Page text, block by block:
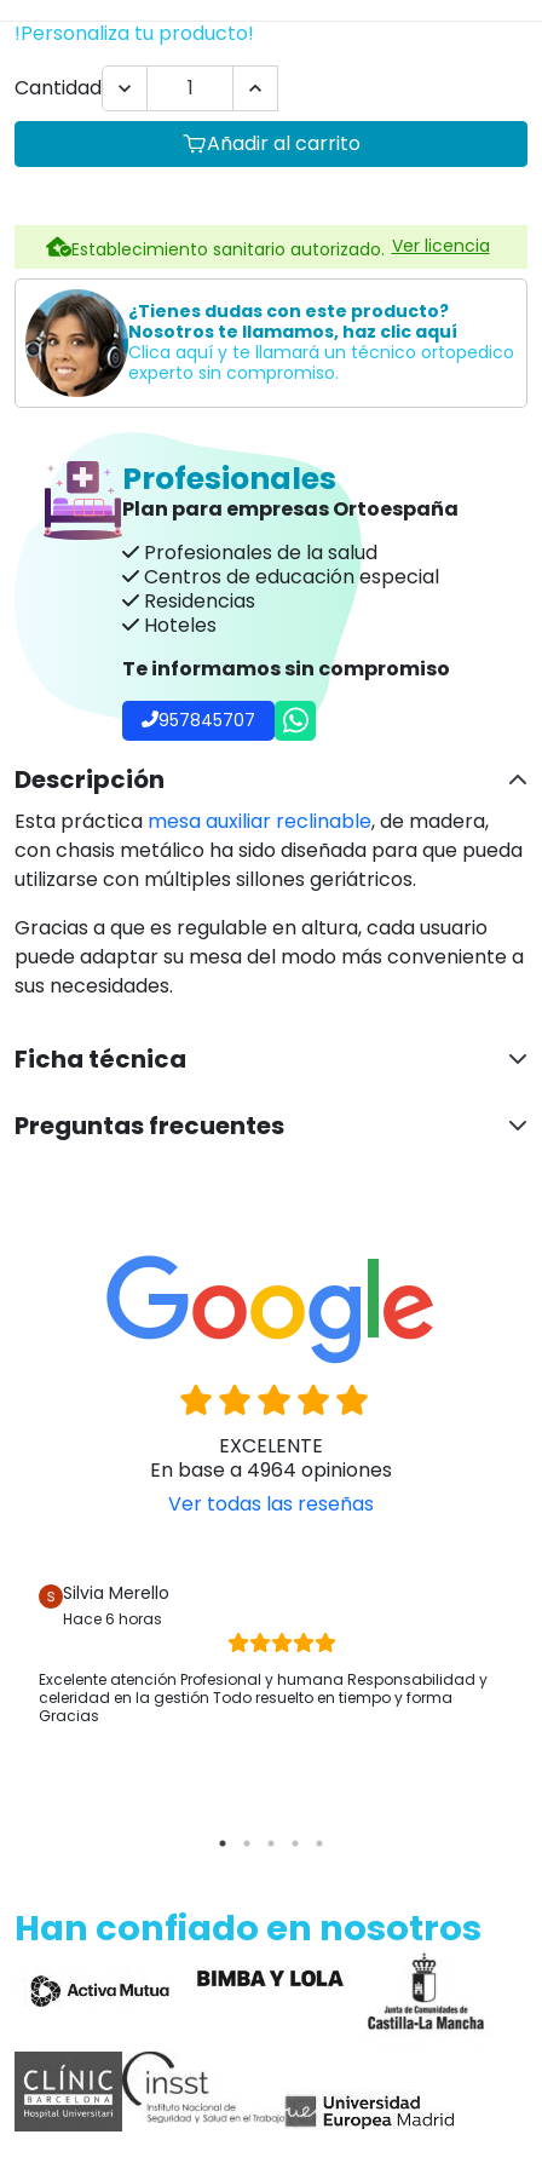
Indicada para sillones geriátricos.
Ver caracteristicas
199,00 €
4.8 Leer Opiniones
Envio Gratis!
Atc. inmediata
14 días
devolución
de garantía
!Personaliza tu producto!
 
Añadir al carrito
Establecimiento sanitario autorizado.
Nosotros te llamamos, haz clic aquí
Clica aquí y te llamará un técnico ortopedico
experto sin compromiso.
Profesionales
Plan para empresas Ortoespaña
Centros de educación especial
Hoteles
Descripción
Esta práctica mesa auxiliar reclinable
, de madera,
con chasis metálico ha sido diseñada para que pueda
utilizarse con múltiples sillones geriátricos.
Gracias a que es regulable en altura, cada usuario
puede adaptar su mesa del modo más conveniente a
sus necesidades.
Preguntas frecuentes
EXCELENTE
Ver todas las reseñas
Silvia Merello
Hace 6 horas